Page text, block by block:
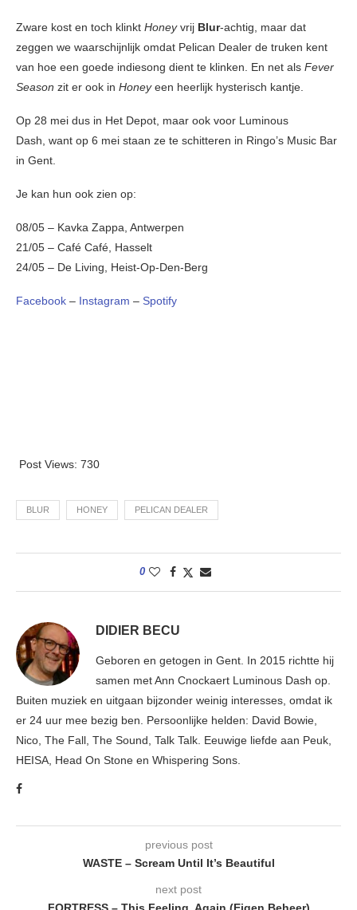
Zware kost en toch klinkt Honeyvrij Blur-achtig, maar dat
zeggen we waarschijnlijk omdat Pelican Dealer de truken kent
van hoe een goede indiesong dient te klinken. En net als Fever
Season zit er ook in Honeyeen heerlijk hysterisch kantje.
Op 28 mei dus in Het Depot, maar ook voor Luminous
Dash, want op 6 mei staan ze te schitteren in Ringo’s Music Bar
in Gent.
Je kan hun ook zien op:
08/05 – Kavka Zappa, Antwerpen
21/05 – Café Café, Hasselt
24/05 – De Living, Heist-Op-Den-Berg
Facebook – Instagram – Spotify
Post Views: 730
BLUR HONEY PELICAN DEALER
0
DIDIER BECU
Geboren en getogen in Gent. In 2015 richtte hij
samen met Ann Cnockaert Luminous Dash op.
Buiten muziek en uitgaan bijzonder weinig interesses, omdat ik
er 24 uur mee bezig ben. Persoonlijke helden: David Bowie,
Nico, The Fall, The Sound, Talk Talk. Eeuwige liefde aan Peuk,
HEISA, Head On Stone en Whispering Sons.
previous post
WASTE – Scream Until It’s Beautiful
next post
FORTRESS – This Feeling, Again (Eigen Beheer)